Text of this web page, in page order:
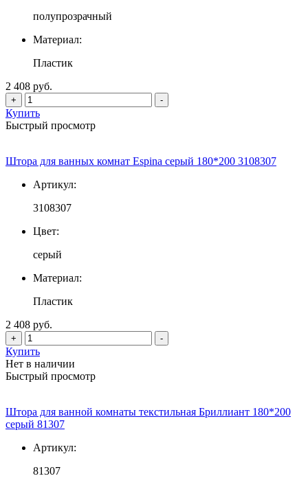
полупрозрачный
Материал:
Пластик
2 408 руб.
+ -
Купить
Быстрый просмотр
Штора для ванных комнат Espina серый 180*200 3108307
Артикул:
3108307
Цвет:
серый
Материал:
Пластик
2 408 руб.
+ -
Купить
Нет в наличии
Быстрый просмотр
Штора для ванной комнаты текстильная Бриллиант 180*200
серый 81307
Артикул:
81307